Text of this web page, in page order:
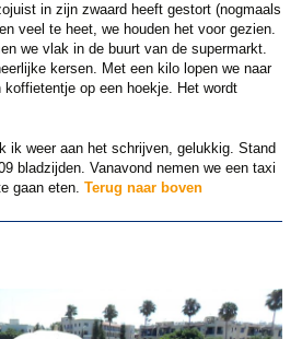
in zijn zwaard heeft gestort (nogmaals
veel te heet, we houden het voor gezien.
we vlak in de buurt van de supermarkt.
kersen. Met een kilo lopen we naar
op een hoekje. Het wordt
ik weer aan het schrijven, gelukkig. Stand
bladzijden. Vanavond nemen we een taxi
gaan eten. Terug naar boven